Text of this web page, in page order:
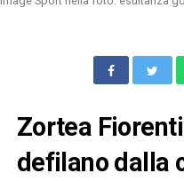
Zortea
defilano dalla